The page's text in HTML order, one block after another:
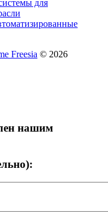
для
Freesia © 2026
нашим